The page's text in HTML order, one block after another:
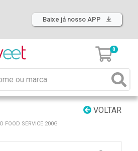
Baixe já nosso APP
0
VOLTAR
FOOD SERVICE 200G